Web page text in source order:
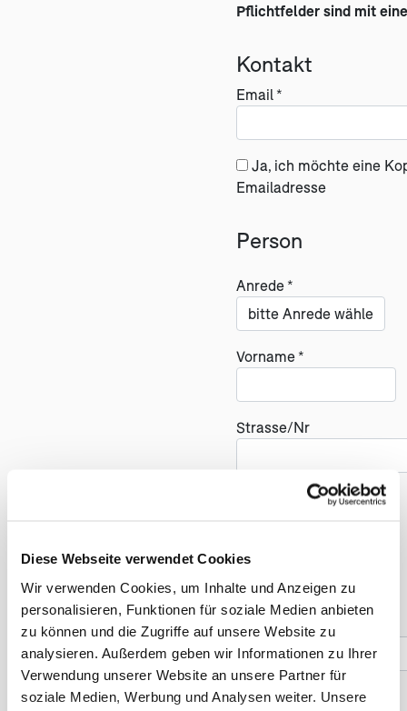
Diese Webseite verwendet Cookies
Wir verwenden Cookies, um Inhalte und Anzeigen zu
personalisieren, Funktionen für soziale Medien anbieten
zu können und die Zugriffe auf unsere Website zu
analysieren. Außerdem geben wir Informationen zu Ihrer
Verwendung unserer Website an unsere Partner für
soziale Medien, Werbung und Analysen weiter. Unsere
Pflichtfelder sind mit
Kontakt
Email *
Ja, ich möchte eine
Emailadresse
Person
Anrede *
Vorname *
Strasse/Nr
Land
Telefonnummer *